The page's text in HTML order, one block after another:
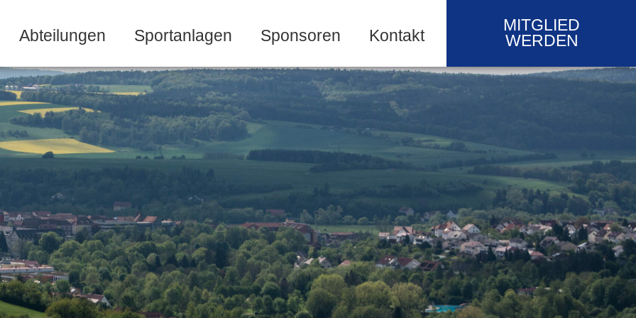
Abteilungen Sportanlagen Sponsoren Kontakt
MITGLIED
WERDEN